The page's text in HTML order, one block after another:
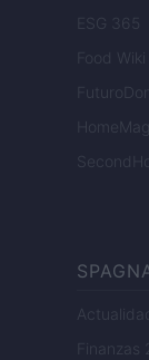
ESG 365
Food Wiki
Finanzas